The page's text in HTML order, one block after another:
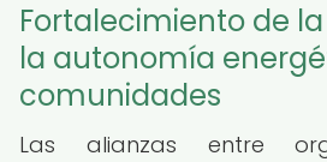
Fortalecimiento de
la autonomía
comunidades
Las alianzas entre